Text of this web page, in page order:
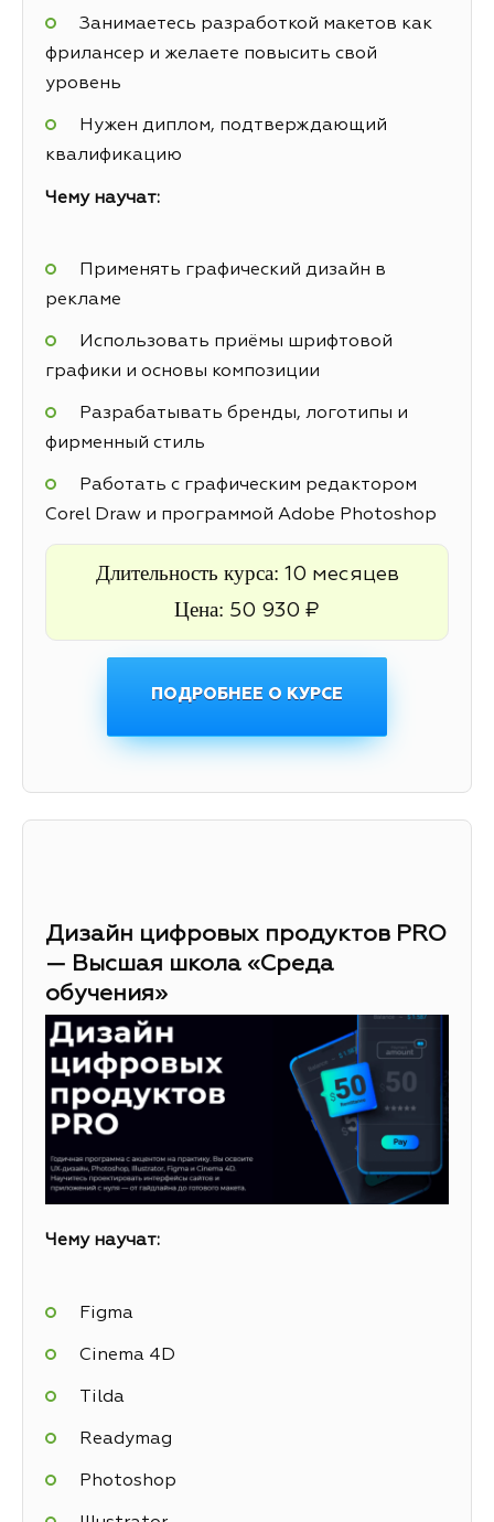
Занимаетесь разработкой макетов как
фрилансер и желаете повысить свой
уровень
Нужен диплом, подтверждающий
квалификацию
Чему научат:
Применять графический дизайн в
рекламе
Использовать приёмы шрифтовой
графики и основы композиции
Разрабатывать бренды, логотипы и
фирменный стиль
Работать с графическим редактором
Corel Draw и программой Adobe Photoshop
Длительность курса: 10 месяцев
Цена: 50 930 ₽
ПОДРОБНЕЕ О КУРСЕ
Дизайн цифровых продуктов PRO
— Высшая школа «Среда
обучения»
Чему научат:
Figma
Cinema 4D
Tilda
Readymag
Photoshop